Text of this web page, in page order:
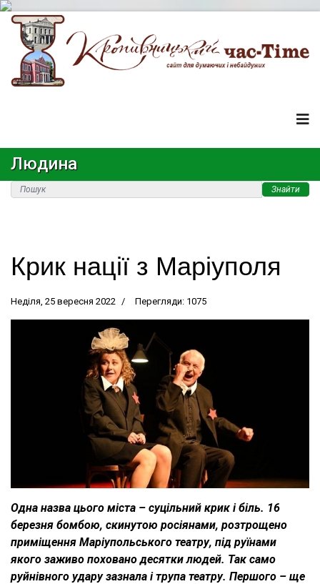
Людина
Знайти
Крик нації з Маріуполя
Неділя, 25 вересня 2022 Перегляди: 1075
Одна назва цього міста – суцільний крик і біль. 16
березня бомбою, скинутою росіянами, розтрощено
приміщення Маріупольського театру, під руїнами
якого заживо поховано десятки людей. Так само
руйнівного удару зазнала і трупа театру. Першого – ще